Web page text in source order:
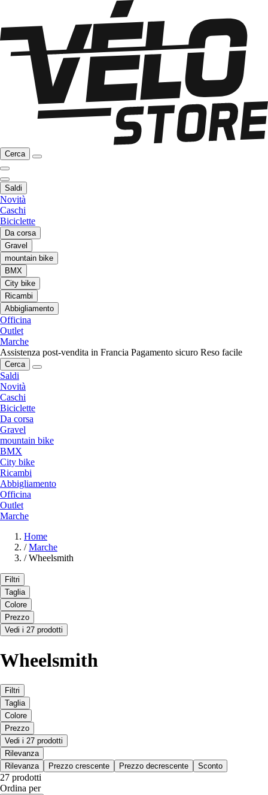
Cerca
Saldi
Novità
Caschi
Biciclette
Da corsa
Gravel
mountain bike
BMX
City bike
Ricambi
Abbigliamento
Officina
Outlet
Marche
Assistenza post-vendita in Francia Pagamento sicuro Reso facile
Cerca
Saldi
Novità
Caschi
Biciclette
Da corsa
Gravel
mountain bike
BMX
City bike
Ricambi
Abbigliamento
Officina
Outlet
Marche
Home
/ Marche
/ Wheelsmith
Filtri
Taglia
Colore
Prezzo
Vedi i 27 prodotti
Wheelsmith
Filtri
Taglia
Colore
Prezzo
Vedi i 27 prodotti
Rilevanza
Rilevanza
Prezzo crescente Prezzo decrescente Sconto
27 prodotti
Ordina per